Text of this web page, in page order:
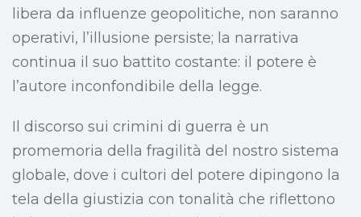
libera da influenze geopolitiche, non saranno
operativi, l’illusione persiste; la narrativa
continua il suo battito costante: il potere è
l’autore inconfondibile della legge.
Il discorso sui crimini di guerra è un
promemoria della fragilità del nostro sistema
globale, dove i cultori del potere dipingono la
tela della giustizia con tonalità che riflettono